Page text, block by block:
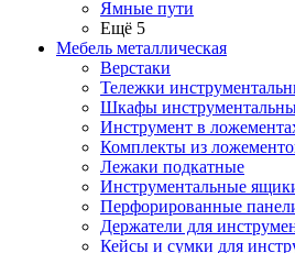
Ямные пути
Ещё 5
Мебель металлическая
Верстаки
Тележки
Шкафы
Инструмент в
Комплекты из
Лежаки подкатные
Инструментальные
Перфорированные
Держатели для
Кейсы и сумки для